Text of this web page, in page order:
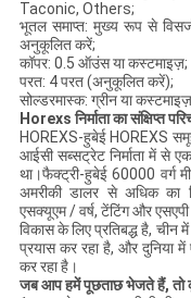
Taconic, Others;
भूतल समाप्त: मुख्य रूप से
अनुकूलित करें;
कॉपर: 0.5 ऑउंस या कस्टमाइज़;
परत: 4 परत (अनुकूलित करें);
सोल्डरमास्क: ग्रीन या
Horexs निर्माता का संक्षिप्त
HOREXS-हुबेई HOREXS
आईसी सब्सट्रेट निर्माता में से
था।फैक्ट्री-हुबेई 60000 वर्ग
अमरीकी डालर से अधिक का
एसक्यूएम / वर्ष, टेंटिंग और
विकास के लिए प्रतिबद्ध है, चीन
प्रयास कर रहा है, और दुनिया में
कर रहा है।
जब आप हमें पूछताछ भेजते हैं, तो